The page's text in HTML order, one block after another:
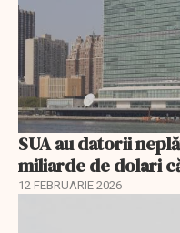
SUA au datorii
miliarde de dolari
12 FEBRUARIE 2026